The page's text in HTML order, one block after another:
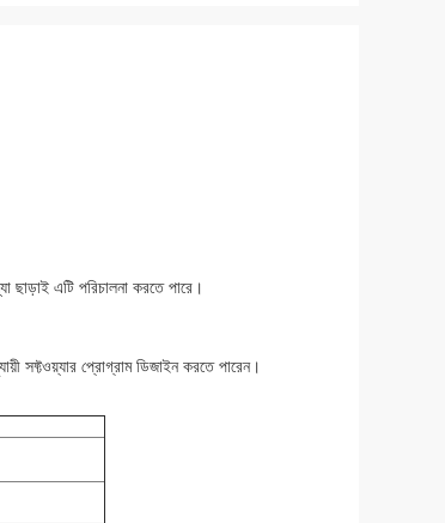
ছাড়াই এটি পরিচালনা করতে পারে।
সফ্টওয়্যার প্রোগ্রাম ডিজাইন করতে পারেন।